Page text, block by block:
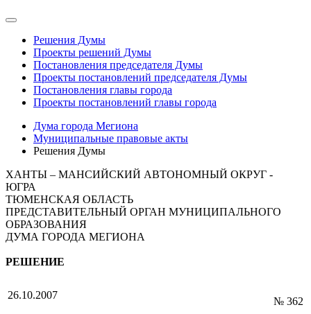
Решения Думы
Проекты решений Думы
Постановления председателя Думы
Проекты постановлений председателя Думы
Постановления главы города
Проекты постановлений главы города
Дума города Мегиона
Муниципальные правовые акты
Решения Думы
ХАНТЫ – МАНСИЙСКИЙ АВТОНОМНЫЙ ОКРУГ -
ЮГРА
ТЮМЕНСКАЯ ОБЛАСТЬ
ПРЕДСТАВИТЕЛЬНЫЙ ОРГАН МУНИЦИПАЛЬНОГО
ОБРАЗОВАНИЯ
ДУМА ГОРОДА МЕГИОНА
РЕШЕНИЕ
26.10.2007
№ 362